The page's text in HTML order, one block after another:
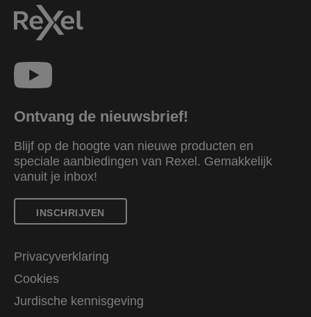
Ontvang de nieuwsbrief!
Blijf op de hoogte van nieuwe producten en
speciale aanbiedingen van Rexel. Gemakkelijk
vanuit je inbox!
INSCHRIJVEN
Privacyverklaring
Cookies
Jurdische kennisgeving